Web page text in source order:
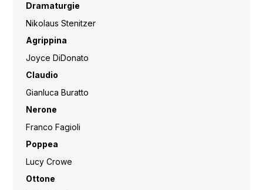
Dramaturgie
Nikolaus Stenitzer
Agrippina
Joyce DiDonato
Claudio
Gianluca Buratto
Nerone
Franco Fagioli
Poppea
Lucy Crowe
Ottone